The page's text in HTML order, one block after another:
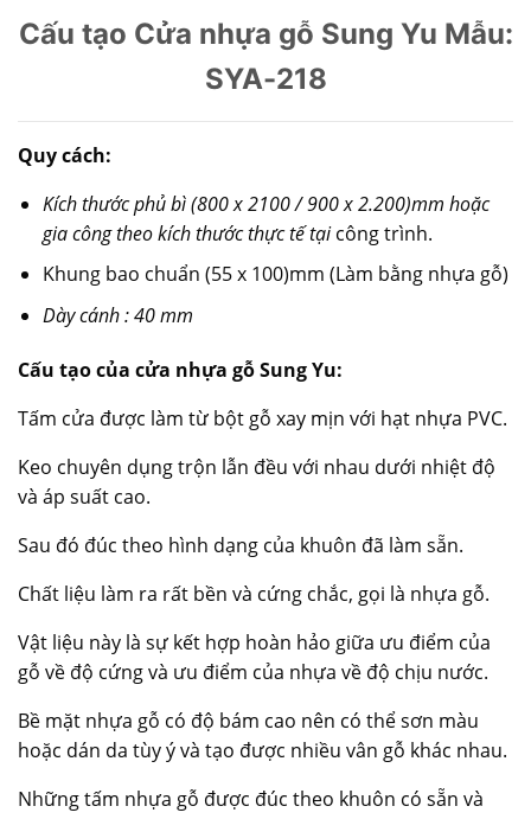
Cấu tạo Cửa nhựa gỗ Sung Yu Mẫu:
SYA-218
Quy cách:
Kích thước phủ bì (800 x 2100 / 900 x 2.200)mm hoặc
gia công theo kích thước thực tế tạicông trình.
Khung bao chuẩn (55 x 100)mm (Làm bằng nhựa gỗ)
Dày cánh : 40 mm
Cấu tạo của cửa nhựa gỗ Sung Yu:
Tấm cửa được làm từ bột gỗ xay mịn với hạt nhựa PVC.
Keo chuyên dụng trộn lẫn đều với nhau dưới nhiệt độ
và áp suất cao.
Sau đó đúc theo hình dạng của khuôn đã làm sẵn.
Chất liệu làm ra rất bền và cứng chắc, gọi là nhựa gỗ.
Vật liệu này là sự kết hợp hoàn hảo giữa ưu điểm của
gỗ về độ cứng và ưu điểm của nhựa về độ chịu nước.
Bề mặt nhựa gỗ có độ bám cao nên có thể sơn màu
hoặc dán da tùy ý và tạo được nhiều vân gỗ khác nhau.
Những tấm nhựa gỗ được đúc theo khuôn có sẵn và